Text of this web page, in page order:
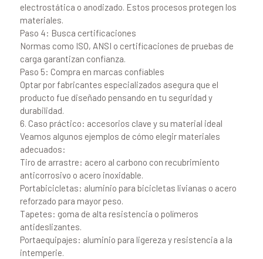
electrostática o anodizado. Estos procesos protegen los
materiales.
Paso 4: Busca certificaciones
Normas como ISO, ANSI o certificaciones de pruebas de
carga garantizan confianza.
Paso 5: Compra en marcas confiables
Optar por fabricantes especializados asegura que el
producto fue diseñado pensando en tu seguridad y
durabilidad.
6. Caso práctico: accesorios clave y su material ideal
Veamos algunos ejemplos de cómo elegir materiales
adecuados:
Tiro de arrastre: acero al carbono con recubrimiento
anticorrosivo o acero inoxidable.
Portabicicletas: aluminio para bicicletas livianas o acero
reforzado para mayor peso.
Tapetes: goma de alta resistencia o polímeros
antideslizantes.
Portaequipajes: aluminio para ligereza y resistencia a la
intemperie.